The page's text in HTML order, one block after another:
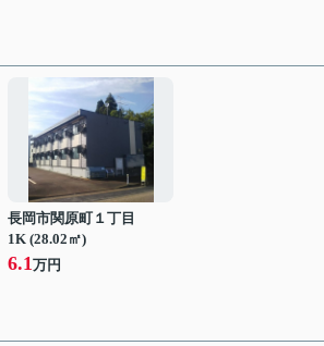
長岡市関原町１丁目
1K (28.02㎡)
6.1万円